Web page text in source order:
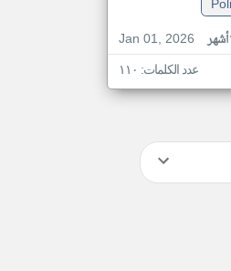
Jan 01, 2026
عدد الكلمات: ١١٠